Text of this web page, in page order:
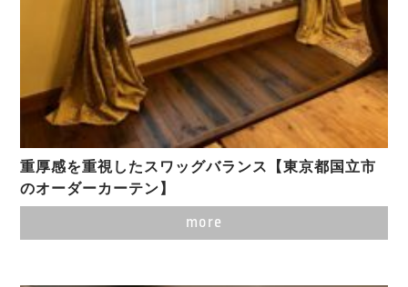
重厚感を重視したスワッグバランス【東京都国立市
のオーダーカーテン】
more